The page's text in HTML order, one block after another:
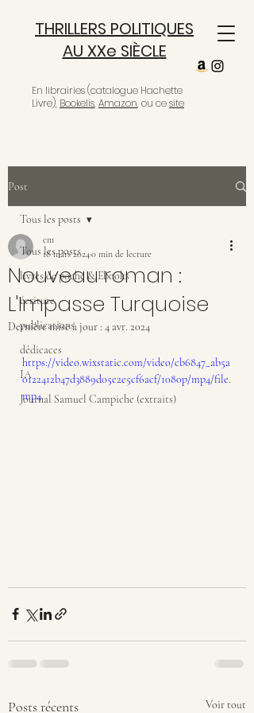
THRILLERS POLITIQUES
AU XXe SIÈCLE
En librairies (catalogue Hachette
Livre), Bookelis, Amazon, ou cesite
Post
Tous les posts
livres de poche & Ebooks
écriture
publications
dédicaces
IA
Journal Samuel Campiche (extraits)
Tous les posts
Nouveau roman :
L'Impasse Turquoise
cm
18 mars 20240 min de lecture
Dernière mise à jour : 4 avr. 2024
https://video.wixstatic.com/video/cb6847_ab5a
0122412b47d3889d05e2e5cf6acf/1080p/mp4/file.
mp4
Posts récents Voir tout